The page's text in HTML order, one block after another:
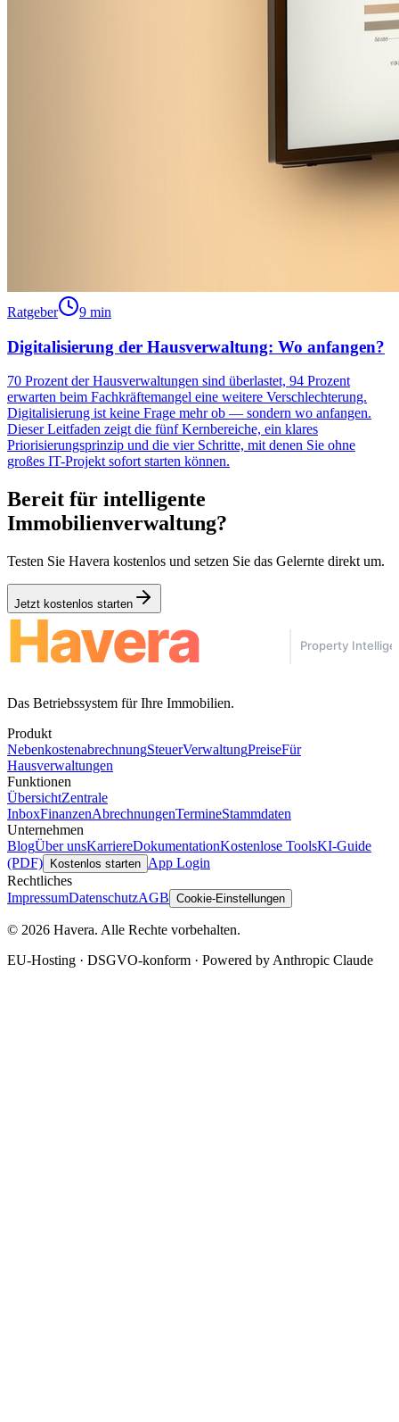
Ratgeber 9 min
Digitalisierung der Hausverwaltung: Wo anfangen?
70 Prozent der Hausverwaltungen sind überlastet, 94 Prozent
erwarten beim Fachkräftemangel eine weitere Verschlechterung.
Digitalisierung ist keine Frage mehr ob — sondern wo anfangen.
Dieser Leitfaden zeigt die fünf Kernbereiche, ein klares
Priorisierungsprinzip und die vier Schritte, mit denen Sie ohne
großes IT-Projekt sofort starten können.
Bereit für intelligente
Immobilienverwaltung?
Testen Sie Havera kostenlos und setzen Sie das Gelernte direkt um.
Jetzt kostenlos starten
Das Betriebssystem für Ihre Immobilien.
Produkt
NebenkostenabrechnungSteuerVerwaltungPreiseFür
Hausverwaltungen
Funktionen
ÜbersichtZentrale
InboxFinanzenAbrechnungenTermineStammdaten
Unternehmen
BlogÜber unsKarriereDokumentationKostenlose ToolsKI-Guide
(PDF)
Kostenlos starten App Login
Rechtliches
ImpressumDatenschutzAGB Cookie-Einstellungen
© 2026 Havera. Alle Rechte vorbehalten.
EU-Hosting · DSGVO-konform · Powered by Anthropic Claude